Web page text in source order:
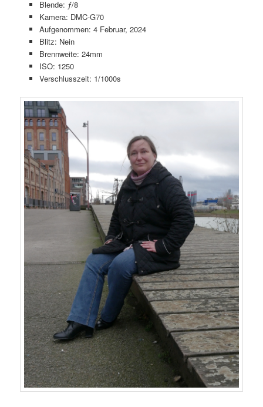
Blende: ƒ/8
Kamera: DMC-G70
Aufgenommen: 4 Februar, 2024
Blitz: Nein
Brennweite: 24mm
ISO: 1250
Verschlusszeit: 1/1000s